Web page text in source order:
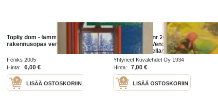
Topliy dom - lämmin koti,
rakennusopas venäjäksi
Feniks 2005
Hinta:
6,00 €
LISÄÄ OSTOSKORIIN
Kotiliesi 1934 nr 20 lokakuu 1934.
kansi Martta Wendelin, lämmin
vaiko kylmä kellari, norjalaiskylä,
jossa on syntynyt maailmankuulu
kotiteollisuustuote
Yhtyneet Kuvalehdet Oy 1934
Hinta:
7,00 €
LISÄÄ OSTOSKORIIN